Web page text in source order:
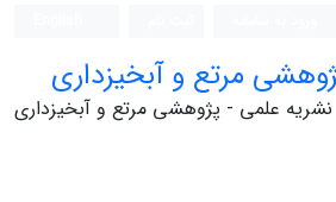
مرتع و آبخیزداری
نشریه علمی - پژوهشی مرتع و آبخیزداری